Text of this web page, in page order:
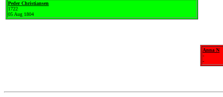
Peder Christiansen
1722
05 Aug 1804
Anna N
-
-